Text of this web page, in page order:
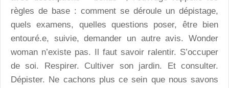
règles de base : comment se déroule un dépistage,
quels examens, quelles questions poser, être bien
entouré.e, suivie, demander un autre avis. Wonder
woman n’existe pas. Il faut savoir ralentir. S’occuper
de soi. Respirer. Cultiver son jardin. Et consulter.
Dépister. Ne cachons plus ce sein que nous savons